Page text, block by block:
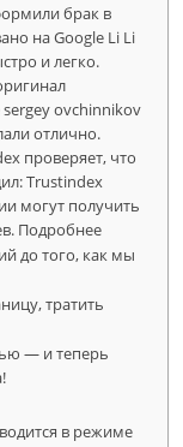
брак в
на Google Li Li
и легко.
ovchinnikov
отлично.
проверяет, что
Trustindex
могут получить
Подробнее
до того, как мы
тратить
— и теперь
в режиме